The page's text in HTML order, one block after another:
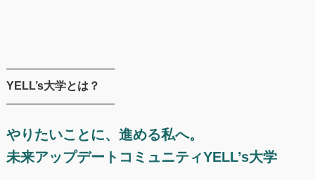
──────────────
YELL’s大学とは？
──────────────
やりたいことに、進める私へ。
未来アップデートコミュニティYELL’s大学